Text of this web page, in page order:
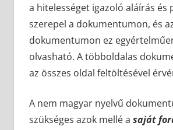
a hitelességet igazoló aláírás és
szerepel a dokumentumon, és
dokumentumon ez
olvasható. A többoldalas
az összes oldal feltöltésével
A nem magyar nyelvű
szükséges azok mellé a saját